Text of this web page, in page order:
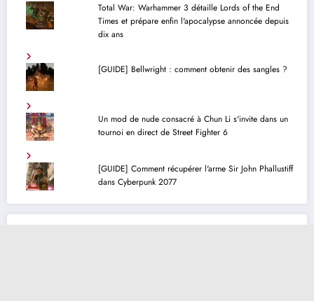
Total War: Warhammer 3 détaille Lords of the End
Times et prépare enfin l'apocalypse annoncée depuis
dix ans
[GUIDE] Bellwright : comment obtenir des sangles ?
Un mod de nude consacré à Chun Li s'invite dans un
tournoi en direct de Street Fighter 6
[GUIDE] Comment récupérer l'arme Sir John Phallustiff
dans Cyberpunk 2077